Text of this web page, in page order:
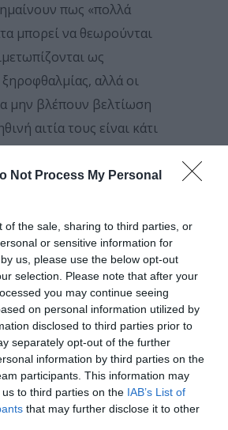
Not Process My Personal
of the sale, sharing to third parties, or
or sensitive information for
us, please use the below opt-out
selection. Please note that after your
you may continue seeing
on personal information utilized by
disclosed to third parties prior to
separately opt-out of the further
information by third parties on the
participants. This information may
to third parties on the IAB’s List of
that may further disclose it to other
πως «πολλά
μπορεί να θεωρούνται
ως
αλλά οι
μην βλέπουν βελτίωση
αιτία τους είναι κάτι
από χρόνια
οι οποίοι δεν βλέπουν
η Αμερικανική
(American
Ophthalmology, AAO).
σε πρόσφατη
της, υπάρχουν
διαγνωστικά εργαλεία
να εντοπίσουν την